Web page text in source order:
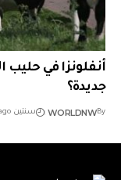
أنفلونزا في حليب
جديدة؟
By
WORLDNW سنتين ago